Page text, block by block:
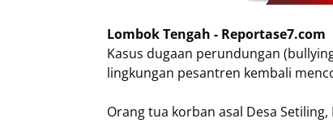
Lombok Tengah - Reportase7.com
Kasus dugaan perundungan
lingkungan pesantren kembali
Orang tua korban asal Desa